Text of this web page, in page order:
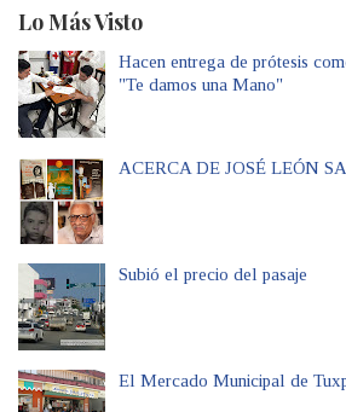
Lo Más Visto
Hacen entrega de prótesis
"Te damos una Mano"
ACERCA DE JOSÉ LEÓN
Subió el precio del pasaje
El Mercado Municipal de